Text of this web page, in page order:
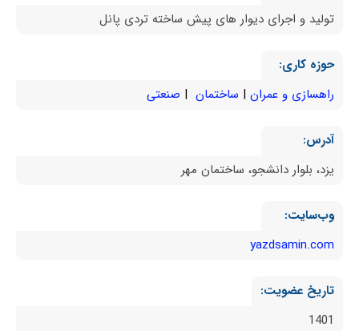
تولید و اجرای دیوار های پیش ساخته تردی پانل
حوزه کاری:
راهسازی و عمران
ساختمان صنعتی
آدرس:
یزد، بلوار دانشجو، ساختمان مهر
وب‌سایت:
yazdsamin.com
تاریخ عضویت:
1401